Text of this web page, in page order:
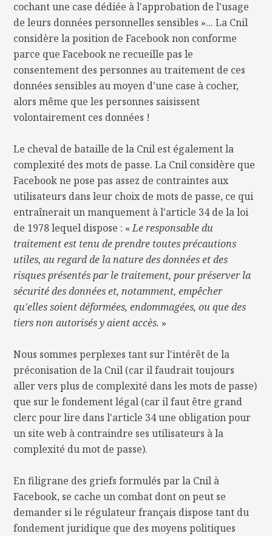
cochant une case dédiée à l'approbation de l'usage
de leurs données personnelles sensibles »... La Cnil
considère la position de Facebook non conforme
parce que Facebook ne recueille pas le
consentement des personnes au traitement de ces
données sensibles au moyen d'une case à cocher,
alors même que les personnes saisissent
volontairement ces données !
Le cheval de bataille de la Cnil est également la
complexité des mots de passe. La Cnil considère que
Facebook ne pose pas assez de contraintes aux
utilisateurs dans leur choix de mots de passe, ce qui
entraînerait un manquement à l'article 34 de la loi
de 1978 lequel dispose : «Le responsable du
traitement est tenu de prendre toutes précautions
utiles, au regard de la nature des données et des
risques présentés par le traitement, pour préserver la
sécurité des données et, notamment, empêcher
qu'elles soient déformées, endommagées, ou que des
tiers non autorisés y aient accès. »
Nous sommes perplexes tant sur l'intérêt de la
préconisation de la Cnil (car il faudrait toujours
aller vers plus de complexité dans les mots de passe)
que sur le fondement légal (car il faut être grand
clerc pour lire dans l'article 34 une obligation pour
un site web à contraindre ses utilisateurs à la
complexité du mot de passe).
En filigrane des griefs formulés par la Cnil à
Facebook, se cache un combat dont on peut se
demander si le régulateur français dispose tant du
fondement juridique que des moyens politiques